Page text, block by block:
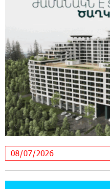
Քոսակյանը
21:41:25 6-08-2026
Վթար Լոռու
վարորդին
21:23:57 6-08-2026
Երևանում
կլինի
21:10:46 6-08-2026
Օգոստոսի 7-
Կաթողիկոսի